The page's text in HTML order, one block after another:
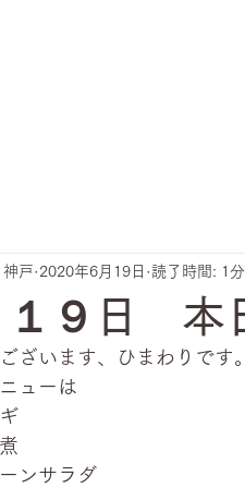
１９日 本
神戸 2020年6月19日 読了時間: 1分
ざいます、ひまわりです。
ューは
ンサラダ